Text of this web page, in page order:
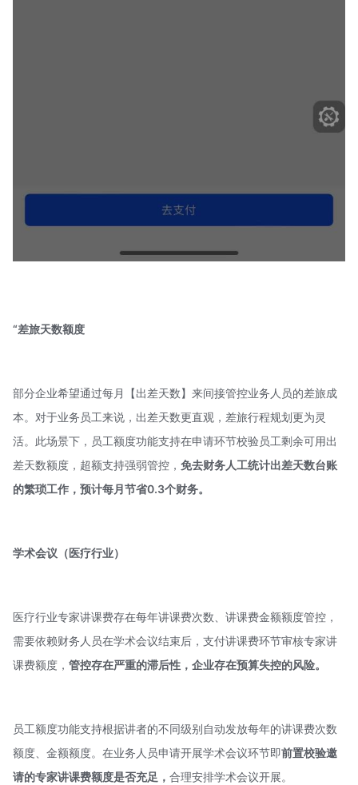
“差旅天数额度
部分企业希望通过每月【出差天数】来间接管控业务人员的差旅成
本。对于业务员工来说，出差天数更直观，差旅行程规划更为灵
活。此场景下，员工额度功能支持在申请环节校验员工剩余可用出
差天数额度，超额支持强弱管控， 免去财务人工统计出差天数台账
的繁琐工作， 预计每月节省0.3个财务。
学术会议（医疗行业）
医疗行业专家讲课费存在每年讲课费次数、讲课费金额额度管控，
需要依赖财务人员在学术会议结束后，支付讲课费环节审核专家讲
课费额度， 管控存在严重的滞后性，企业存在预算失控的风险。
员工额度功能支持根据讲者的不同级别自动发放每年的讲课费次数
额度、金额额度。在业务人员申请开展学术会议环节即前置校验邀
请的专家讲课费额度是否充足， 合理安排学术会议开展。